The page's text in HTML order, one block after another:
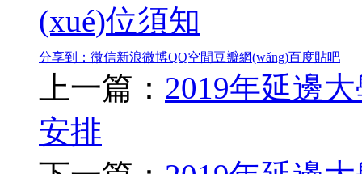
(xué)位須知
分享到： 微信新浪微博QQ空間豆瓣網(wǎng)百度貼吧
上一篇： 2019年延邊
安排